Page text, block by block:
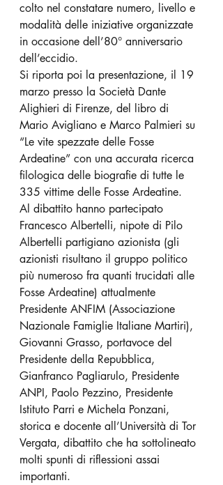
colto nel constatare numero, livello e
modalità delle iniziative organizzate
in occasione dell’80° anniversario
dell’eccidio.
Si riporta poi la presentazione, il 19
marzo presso la Società Dante
Alighieri di Firenze, del libro di
Mario Avigliano e Marco Palmieri su
“Le vite spezzate delle Fosse
Ardeatine” con una accurata ricerca
filologica delle biografie di tutte le
335 vittime delle Fosse Ardeatine.
Al dibattito hanno partecipato
Francesco Albertelli, nipote di Pilo
Albertelli partigiano azionista (gli
azionisti risultano il gruppo politico
più numeroso fra quanti trucidati alle
Fosse Ardeatine) attualmente
Presidente ANFIM (Associazione
Nazionale Famiglie Italiane Martiri),
Giovanni Grasso, portavoce del
Presidente della Repubblica,
Gianfranco Pagliarulo, Presidente
ANPI, Paolo Pezzino, Presidente
Istituto Parri e Michela Ponzani,
storica e docente all’Università di Tor
Vergata, dibattito che ha sottolineato
molti spunti di riflessioni assai
importanti.